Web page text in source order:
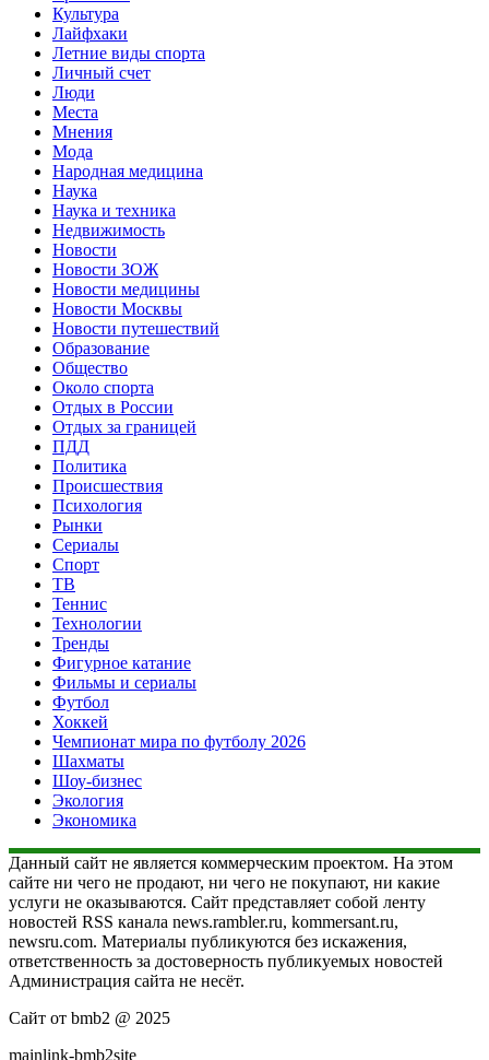
Культура
Лайфхаки
Летние виды спорта
Личный счет
Люди
Места
Мнения
Мода
Народная медицина
Наука
Наука и техника
Недвижимость
Новости
Новости ЗОЖ
Новости медицины
Новости Москвы
Новости путешествий
Образование
Общество
Около спорта
Отдых в России
Отдых за границей
ПДД
Политика
Происшествия
Психология
Рынки
Сериалы
Спорт
ТВ
Теннис
Технологии
Тренды
Фигурное катание
Фильмы и сериалы
Футбол
Хоккей
Чемпионат мира по футболу 2026
Шахматы
Шоу-бизнес
Экология
Экономика
Данный сайт не является коммерческим проектом. На этом
сайте ни чего не продают, ни чего не покупают, ни какие
услуги не оказываются. Сайт представляет собой ленту
новостей RSS канала news.rambler.ru, kommersant.ru,
newsru.com. Материалы публикуются без искажения,
ответственность за достоверность публикуемых новостей
Администрация сайта не несёт.
Сайт от bmb2 @ 2025
mainlink-bmb2site